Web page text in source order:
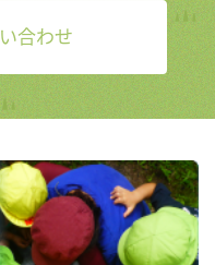
合わせ